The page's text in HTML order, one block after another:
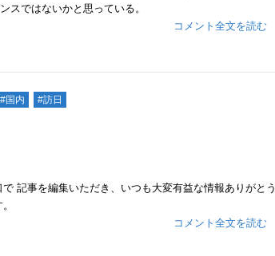
スではないかと思っている。
コメント全文を読む
#国内 #訪日
記事を編集いただき、いつも大変有益な情報ありがとう
コメント全文を読む